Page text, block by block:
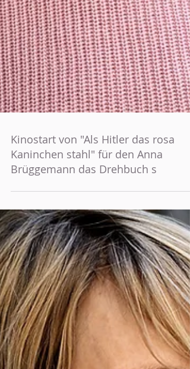
Kinostart von "Als Hitler das rosa
Kaninchen stahl" für den Anna
Brüggemann das Drehbuch s